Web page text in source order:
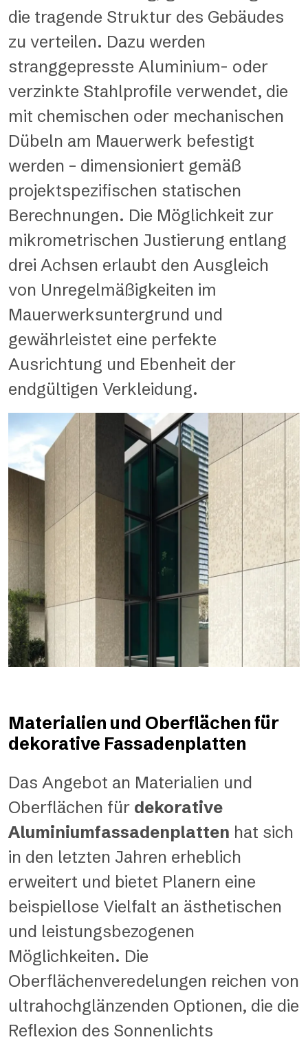
die tragende Struktur des Gebäudes
zu verteilen. Dazu werden
stranggepresste Aluminium- oder
verzinkte Stahlprofile verwendet, die
mit chemischen oder mechanischen
Dübeln am Mauerwerk befestigt
werden – dimensioniert gemäß
projektspezifischen statischen
Berechnungen. Die Möglichkeit zur
mikrometrischen Justierung entlang
drei Achsen erlaubt den Ausgleich
von Unregelmäßigkeiten im
Mauerwerksuntergrund und
gewährleistet eine perfekte
Ausrichtung und Ebenheit der
endgültigen Verkleidung.
Materialien und Oberflächen für
dekorative Fassadenplatten
Das Angebot an Materialien und
Oberflächen für dekorative
Aluminiumfassadenplatten hat sich
in den letzten Jahren erheblich
erweitert und bietet Planern eine
beispiellose Vielfalt an ästhetischen
und leistungsbezogenen
Möglichkeiten. Die
Oberflächenveredelungen reichen von
ultrahochglänzenden Optionen, die die
Reflexion des Sonnenlichts